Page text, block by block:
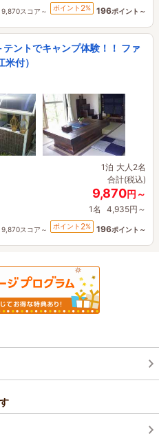
9,870スコア～ ポイント 2% 196ポイント～
ントでキャンプ体験！！ ファ
付）
1泊 大人2名
合計(税込)
9,870円～
1名 4,935円～
9,870スコア～ ポイント 2% 196ポイント～